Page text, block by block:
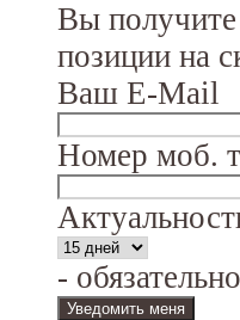
Вы получите
позиции на
Ваш E-Mail
Номер моб.
-